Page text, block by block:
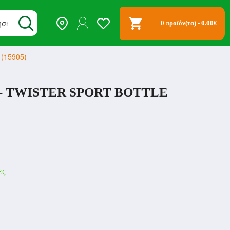
0 προϊόν(τα) - 0.00€
TWISTER SPORT BOTTLE